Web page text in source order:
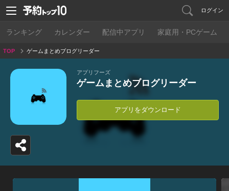
ログイン
ランキング カレンダー 配信中アプリ 家庭用・PCゲーム
TOP ゲームまとめブログリーダー
アプリフーズ
ゲームまとめブログリーダー
アプリをダウンロード